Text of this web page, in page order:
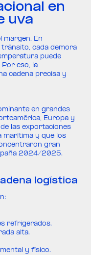
en
uva
margen. En
cada demora
puede
eso, la
cadena precisa y
en grandes
Europa y
de las exportaciones
marítima y que los
gran
2024/2025.
logística
refrigerados.
alta.
y físico.